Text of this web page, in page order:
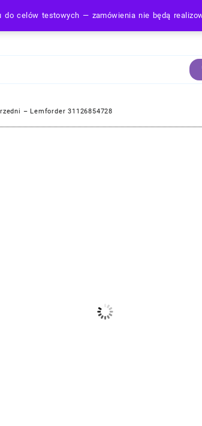
do celów testowych — zamówienia nie będą
– Lemforder 31126854728